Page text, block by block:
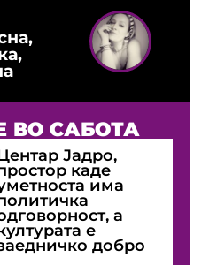
ВО САБОТА
Јадро,
каде
има
а
е
добро